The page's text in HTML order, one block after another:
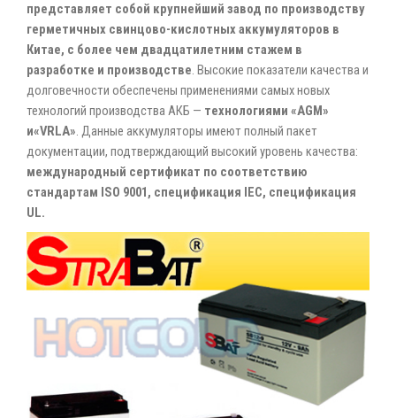
представляет собой крупнейший завод по производству
герметичных свинцово-кислотных аккумуляторов в
Китае, с более чем двадцатилетним стажем в
разработке и производстве. Высокие показатели качества и
долговечности обеспечены применениями самых новых
технологий производства АКБ — технологиями «AGM»
и«VRLA». Данные аккумуляторы имеют полный пакет
документации, подтверждающий высокий уровень качества:
международный сертификат по соответствию
стандартам ISO 9001, спецификация IEC, спецификация
UL.